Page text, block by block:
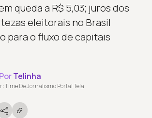
queda a R$ 5,03; juros dos
eleitorais no Brasil
para o fluxo de capitais
Telinha
Time De Jornalismo Portal Tela